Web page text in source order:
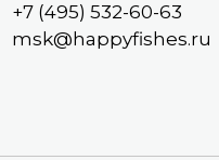
+7 (495) 532-60-63
msk@happyfishes.ru